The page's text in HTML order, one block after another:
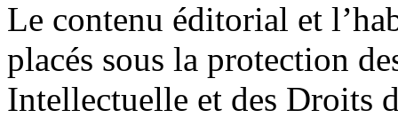
Le contenu éditorial et
placés sous la protection
Intellectuelle et des Droits